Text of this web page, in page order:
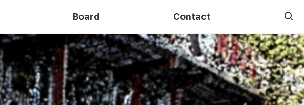
Board Contact
Course